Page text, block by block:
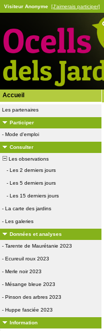
Visiteur Anonyme [J'aimerais participer]
Accueil
Les partenaires
Participer
- Mode d'emploi
Consulter
Les observations
- Les 2 derniers jours
- Les 5 derniers jours
- Les 15 derniers jours
- La carte des jardins
- Les galeries
Données et analyses
- Tarente de Maurétanie 2023
- Ecureuil roux 2023
- Merle noir 2023
- Mésange bleue 2023
- Pinson des arbres 2023
- Huppe fasciée 2023
Information